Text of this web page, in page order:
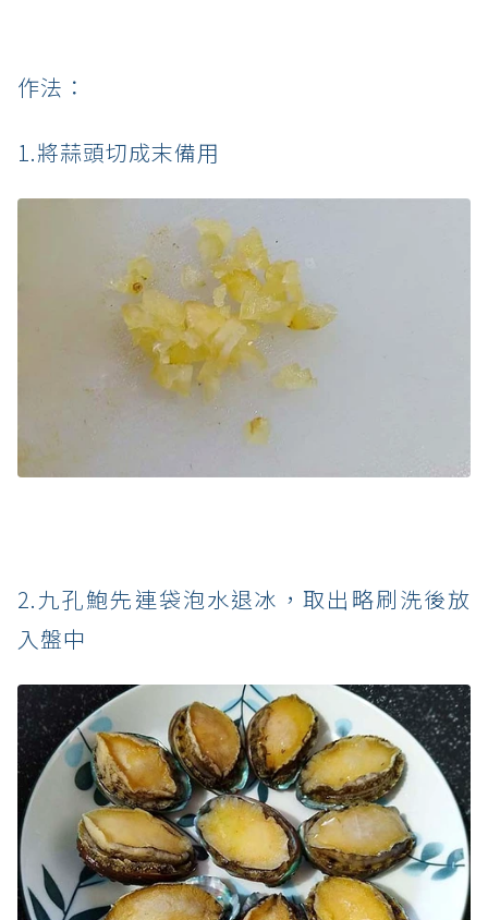
作法：
1.將蒜頭切成末備用
2.九孔鮑先連袋泡水退冰，取出略刷洗後放
入盤中